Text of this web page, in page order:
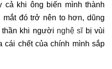
khi ông biến mình thành
đó trở nên to hơn, dũng
thần khi người nghệ sĩbị vùi
chết của chính mình sắp